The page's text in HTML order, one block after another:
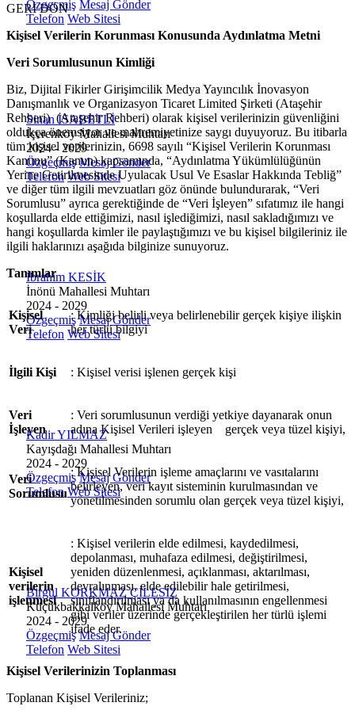
Özgeçmiş Mesaj Gönder
Telefon Web Sitesi
Sinan İSABETLİ
İçerenköy Mahallesi Muhtarı
2024 - 2029
Özgeçmiş Mesaj Gönder
Telefon Web Sitesi
İbrahim KESİK
İnönü Mahallesi Muhtarı
2024 - 2029
Özgeçmiş Mesaj Gönder
Telefon Web Sitesi
Kadir YILMAZ
Kayışdağı Mahallesi Muhtarı
2024 - 2029
Özgeçmiş Mesaj Gönder
Telefon Web Sitesi
Birgül KORKMAZ ÇİLESİZ
Küçükbakkalköy Mahallesi Muhtarı
2024 - 2029
Özgeçmiş Mesaj Gönder
Telefon Web Sitesi
çocuklar hem
yeni beceriler
kazanacak hem
yaz dönemi
vatandaşlarla
buluşturdu.
Mahalle
görüş ve
alındığı
etkinlikte, proje
kapsamında
hayata
geçirilmesi
planlanan
düzenlemeler
tanıtıldı.
kapsamında
düzenlenecek
anma
takvimini
Bizim, Vatan
Bizim"
temasıyla
gerçekleştirilecek
etkinlikler, 15-
17 Temmuz
tarihleri
arasında çeşitli
noktalarda
düzenlenecek.
GERİ DÖN
Kişisel Verilerin Korunması Konusunda Aydınlatma Metni
Veri Sorumlusunun Kimliği
Biz, Dijital Fikirler Girişimcilik Medya Yayıncılık İnovasyon
Danışmanlık ve Organizasyon Ticaret Limited Şirketi (Ataşehir
Rehberi) (Ataşehir Rehberi) olarak kişisel verilerinizin güvenliğini
oldukça önemsiyor ve mahremiyetinize saygı duyuyoruz. Bu itibarla
tüm kişisel verilerinizin, 6698 sayılı “Kişisel Verilerin Korunması
Kanunu” (Kanun) kapsamında, “Aydınlatma Yükümlülüğünün
Yerine Getirilmesinde Uyulacak Usul Ve Esaslar Hakkında Tebliğ”
ve diğer tüm ilgili mevzuatları göz önünde bulundurarak, “Veri
Sorumlusu” ayrıca gerektiğinde de “Veri İşleyen” sıfatımız ile hangi
koşullarda elde ettiğimizi, nasıl işlediğimizi, nasıl sakladığımızı ve
hangi koşullarda kimler ile paylaştığımızı ve bu kişisel bilgileriniz ile
ilgili haklarınızı aşağıda bilginize sunuyoruz.
Tanımlar
Kişisel
Veri
: Kimliği belirli veya belirlenebilir gerçek kişiye ilişkin
her türlü bilgiyi
İlgili Kişi : Kişisel verisi işlenen gerçek kişi
Veri
İşleyen
: Veri sorumlusunun verdiği yetkiye dayanarak onun
adına Kişisel Verileri işleyen
gerçek veya tüzel kişiyi,
Veri
Sorumlusu
: Kişisel Verilerin işleme amaçlarını ve vasıtalarını
belirleyen, veri kayıt sisteminin kurulmasından ve
yönetilmesinden sorumlu olan gerçek veya tüzel kişiyi,
Kişisel
verilerin
işlenmesi
: Kişisel verilerin elde edilmesi, kaydedilmesi,
depolanması, muhafaza edilmesi, değiştirilmesi,
yeniden düzenlenmesi, açıklanması, aktarılması,
devralınması, elde edilebilir hale getirilmesi,
sınıflandırılması ya da kullanılmasının engellenmesi
gibi veriler üzerinde gerçekleştirilen her türlü işlemi
ifade eder.
Kişisel Verilerinizin Toplanması
Toplanan Kişisel Verileriniz;